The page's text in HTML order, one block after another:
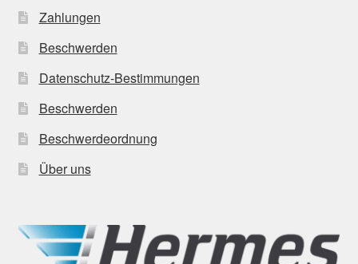
Zahlungen
Beschwerden
Datenschutz-Bestimmungen
Beschwerden
Beschwerdeordnung
Über uns